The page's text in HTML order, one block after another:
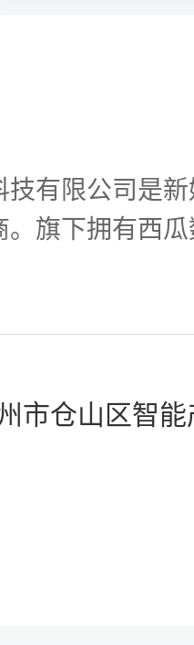
技有限公司是
。旗下拥有西
市仓山区智能